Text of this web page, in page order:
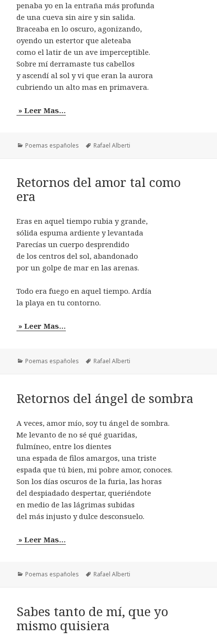
penaba yo en la entraña más profunda
de una cueva sin aire y sin salida.
Braceaba en lo oscuro, agonizando,
oyendo un estertor que aleteaba
como el latir de un ave imperceptible.
Sobre mí derramaste tus cabellos
y ascendí al sol y vi que eran la aurora
cubriendo un alto mas en primavera.
» Leer Mas…
Categorías
Poemas españoles Etiquetas
Rafael Alberti
Retornos del amor tal como
era
Eras en aquel tiempo rubia y grande,
sólida espuma ardiente y levantada
Parecías un cuerpo desprendido
de los centros del sol, abandonado
por un golpe de mar en las arenas.
Todo era fuego en aquel tiempo. Ardía
la playa en tu contorno.
» Leer Mas…
Categorías
Poemas españoles Etiquetas
Rafael Alberti
Retornos del ángel de sombra
A veces, amor mío, soy tu ángel de sombra.
Me levanto de no sé qué guaridas,
fulmíneo, entre los dientes
una espada de filos amargos, una triste
espada que tú bien, mi pobre amor, conoces.
Son los días oscuros de la furia, las horas
del despiadado despertar, queriéndote
en medio de las lágrimas subidas
del más injusto y dulce desconsuelo.
» Leer Mas…
Categorías
Poemas españoles Etiquetas
Rafael Alberti
Sabes tanto de mí, que yo
mismo quisiera